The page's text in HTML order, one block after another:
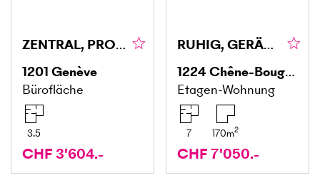
ZENTRAL, PROFESSIONELL & KOMFORTABEL
1201 Genève
Bürofläche
3.5
CHF 3'604.-
RUHIG, GERÄUMIG & MÖBLIERT
1224Chêne-Bougeries
Etagen-Wohnung
7 170m2
CHF 7'050.-